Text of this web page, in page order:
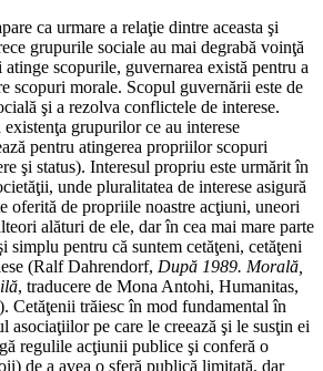
ca urmare a relaţie dintre aceasta şi
grupurile sociale au mai degrabă voinţă
atinge scopurile, guvernarea există pentru a
scopuri morale. Scopul guvernării este de
şi a rezolva conflictele de interese.
grupurilor ce au interese
pentru atingerea propriilor scopuri
şi status). Interesul propriu este urmărit în
unde pluralitatea de interese asigură
oferită de propriile noastre acţiuni, uneori
alături de ele, dar în cea mai mare parte
simplu pentru că suntem cetăţeni, cetăţeni
(Ralf Dahrendorf, După 1989. Morală,
, traducere de Mona Antohi, Humanitas,
Cetăţenii trăiesc în mod fundamental în
asociaţiilor pe care le creează şi le susţin ei
regulile acţiunii publice şi conferă o
de a avea o sferă publică limitată, dar